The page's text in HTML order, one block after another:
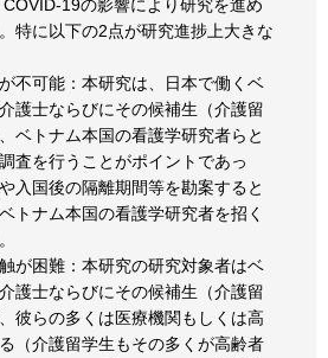
19の影響により研究を進め
特に以下の2点が研究進捗上大きな
不可能：本研究は、日本で働くベ
護士ならびにその候補生（介護留
ベトナム本国の看護学研究者らと
査を行うことがポイントであっ
入国後の隔離期間等を勘案すると
トナム本国の看護学研究者を招く
が困難：本研究の研究対象者はベ
護士ならびにその候補生（介護留
彼らの多くは医療機関もしくは高
（介護留学生もその多くが高齢者